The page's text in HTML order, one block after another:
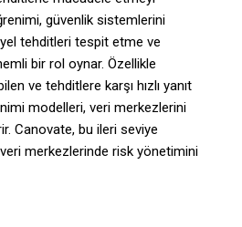
güvenlik sistemlerini
tehditleri tespit etme ve
bir rol oynar. Özellikle
ve tehditlere karşı hızlı yanıt
modelleri, veri merkezlerini
Canovate, bu ileri seviye
merkezlerinde risk yönetimini